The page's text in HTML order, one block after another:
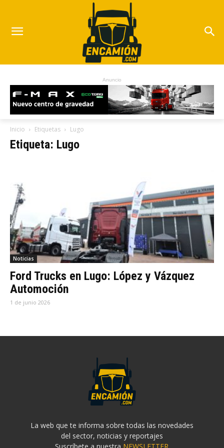
Anuncio
Inicio Etiquetas Lugo
Etiqueta: Lugo
Noticias
Ford Trucks en Lugo: López y Vázquez
Automoción
1 de junio 2026
La web que te informa sobre todas las novedades
del sector, noticias y reportajes